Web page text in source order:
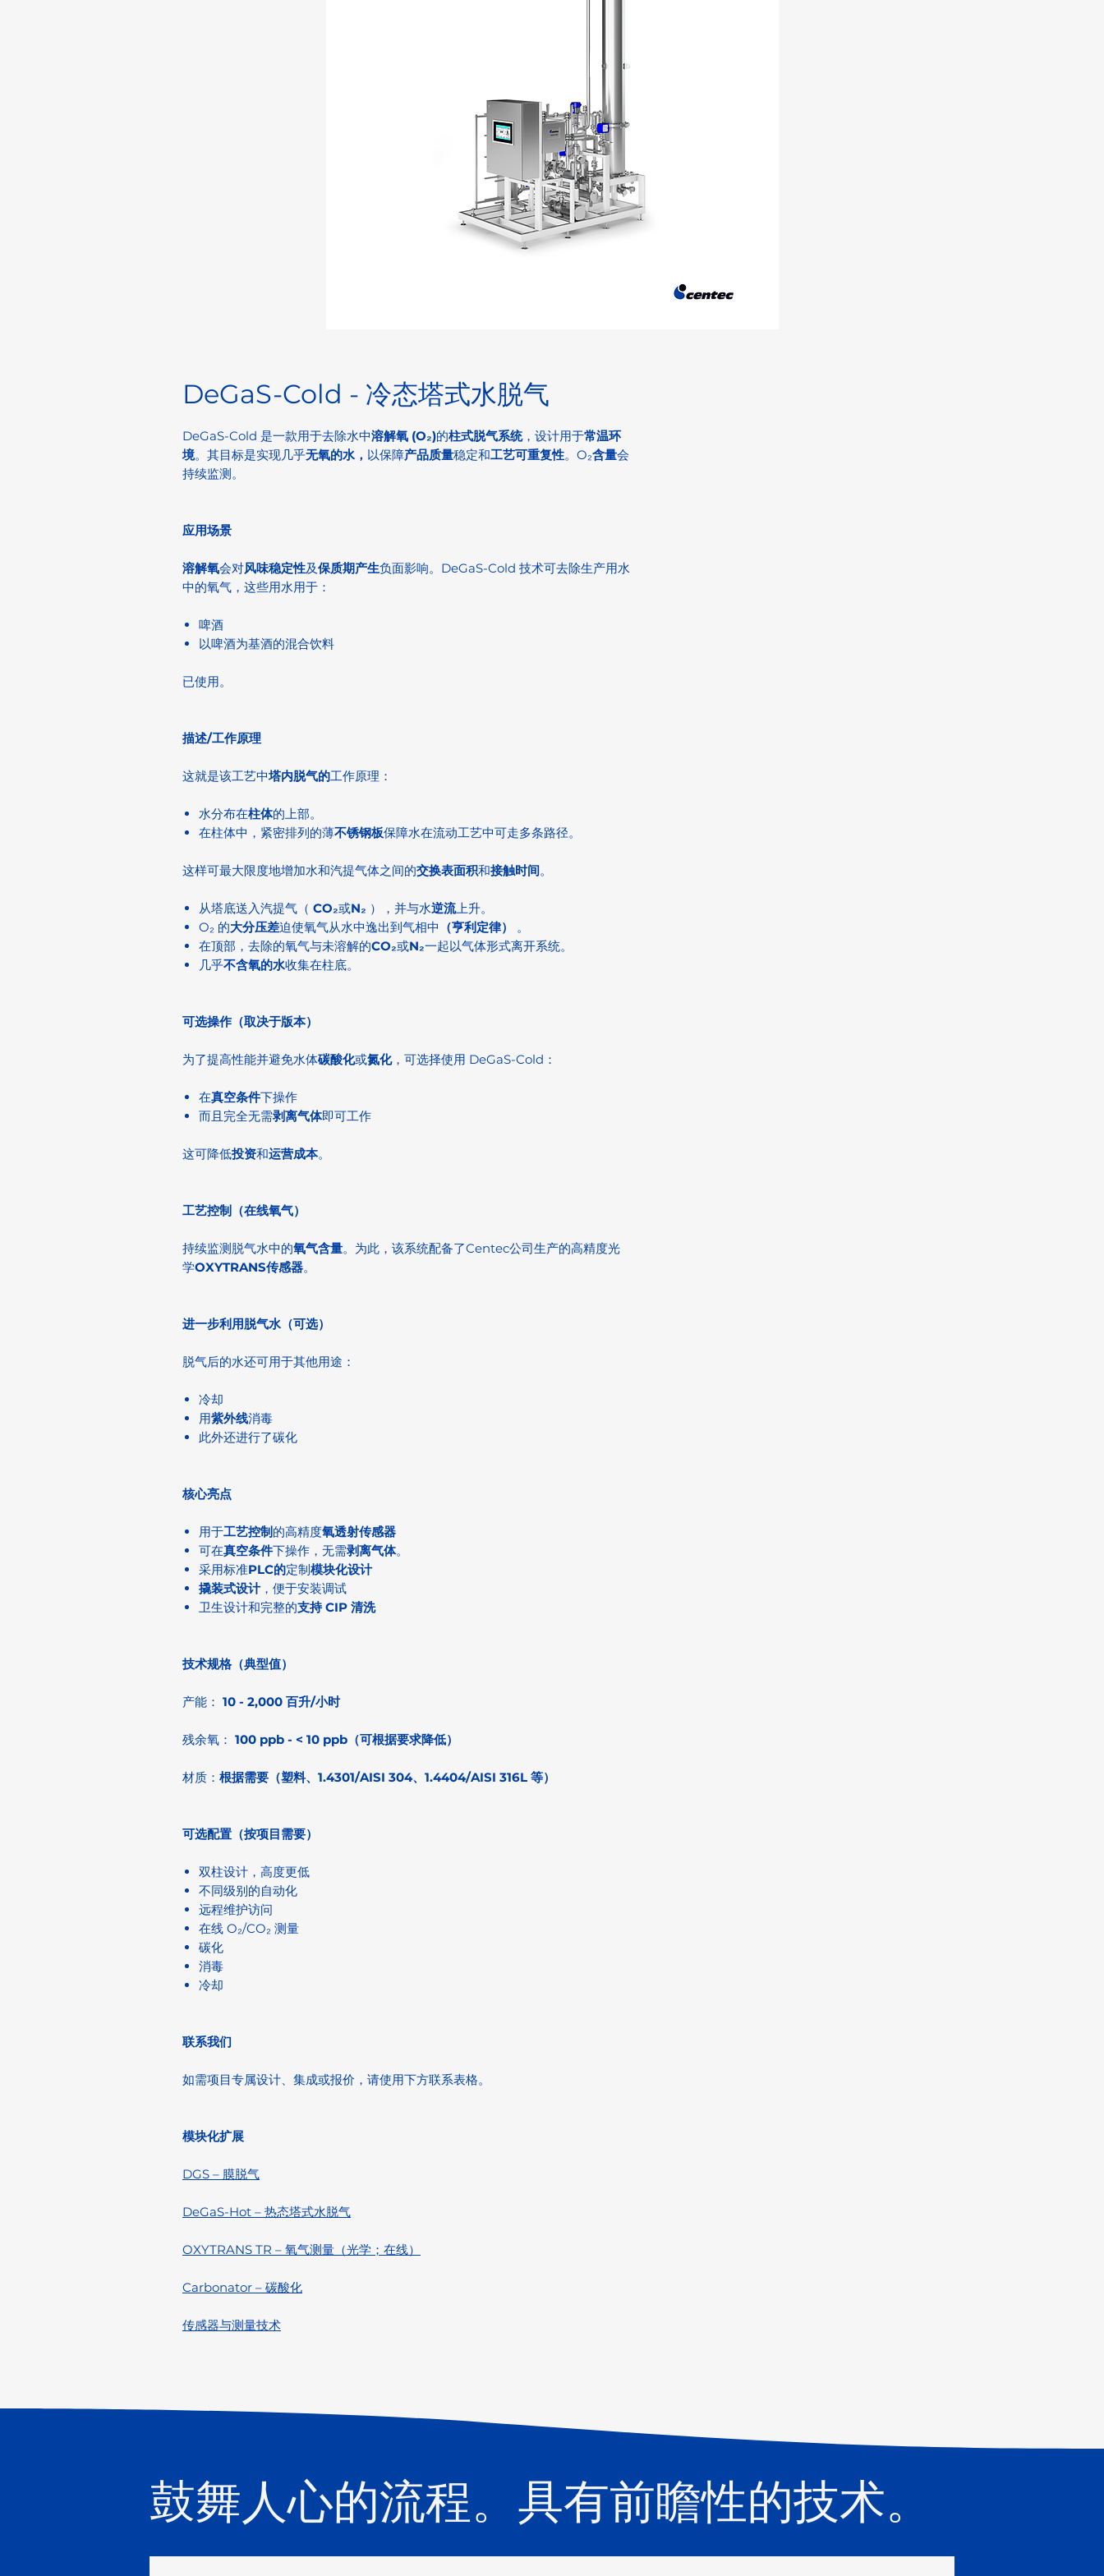
DeGaS-Cold - 冷态塔式水脱气
DeGaS-Cold 是一款用于去除水中溶解氧 (O₂)的柱式脱气系统，设计用于常温环
境。其目标是实现几乎无氧的水， 以保障产品质量稳定和工艺可重复性。O₂含量会
持续监测。
应用场景
溶解氧会对风味稳定性及保质期产生负面影响。DeGaS-Cold 技术可去除生产用水
中的氧气，这些用水用于：
啤酒
以啤酒为基酒的混合饮料
已使用。
描述/工作原理
这就是该工艺中塔内脱气的工作原理：
水分布在柱体的上部。
在柱体中，紧密排列的薄不锈钢板保障水在流动工艺中可走多条路径。
这样可最大限度地增加水和汽提气体之间的交换表面积和接触时间。
从塔底送入汽提气（ CO₂或N₂ ），并与水逆流上升。
O₂ 的大分压差迫使氧气从水中逸出到气相中 （亨利定律）
。
在顶部，去除的氧气与未溶解的CO₂或N₂一起以气体形式离开系统。
几乎不含氧的水收集在柱底。
可选操作（取决于版本）
为了提高性能并避免水体碳酸化或氮化，可选择使用 DeGaS-Cold：
在真空条件下操作
而且完全无需剥离气体即可工作
这可降低投资和运营成本。
工艺控制（在线氧气）
持续监测脱气水中的氧气含量。为此，该系统配备了Centec公司生产的高精度光
学OXYTRANS传感器。
进一步利用脱气水（可选）
脱气后的水还可用于其他用途：
冷却
用紫外线消毒
此外还进行了碳化
核心亮点
用于工艺控制的高精度氧透射传感器
可在真空条件下操作，无需剥离气体。
采用标准PLC的定制模块化设计
撬装式设计，便于安装调试
卫生设计和完整的支持 CIP 清洗
技术规格（典型值）
产能： 10 - 2,000 百升/小时
残余氧： 100 ppb - < 10 ppb（可根据要求降低）
材质： 根据需要（塑料、1.4301/AISI 304、1.4404/AISI 316L 等）
可选配置（按项目需要）
双柱设计，高度更低
不同级别的自动化
远程维护访问
在线 O₂/CO₂ 测量
碳化
消毒
冷却
联系我们
如需项目专属设计、集成或报价，请使用下方联系表格。
模块化扩展
DGS – 膜脱气
DeGaS-Hot – 热态塔式水脱气
OXYTRANS TR – 氧气测量（光学；在线）
Carbonator – 碳酸化
传感器与测量技术
鼓舞人心的流程。具有前瞻性的技术。